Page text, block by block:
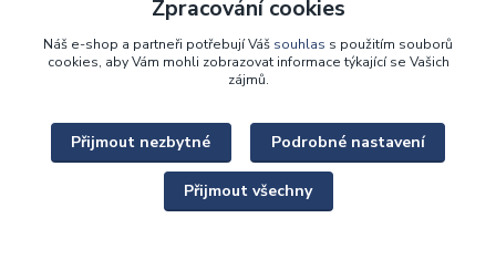
info@emja.cz
Upravit sběr cookies.
Zpracování cookies
Náš e-shop a partneři potřebují Váš souhlas s použitím souborů
cookies, aby Vám mohli zobrazovat informace týkající se Vašich
zájmů.
Přijmout nezbytné Podrobné nastavení
Přijmout všechny